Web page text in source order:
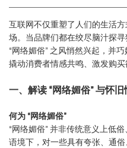
互联网不仅重塑了人们的生活
场。当品牌们都在绞尽脑汁探
“网络媚俗” 之风悄然兴起，并
撬动消费者情感共鸣、激发购买
一、解读 “网络媚俗” 与怀
何为 “网络媚俗”
“网络媚俗” 并非传统意义上低
语境下，对一些具有夸张、通